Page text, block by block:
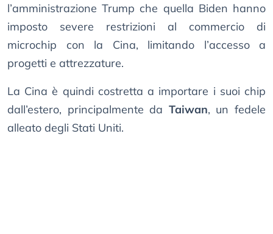
l’amministrazione Trump che quella Biden hanno
imposto severe restrizioni al commercio di
microchip con la Cina, limitando l’accesso a
progetti e attrezzature.
La Cina è quindi costretta a importare i suoi chip
dall’estero, principalmente da Taiwan, un fedele
alleato degli Stati Uniti.